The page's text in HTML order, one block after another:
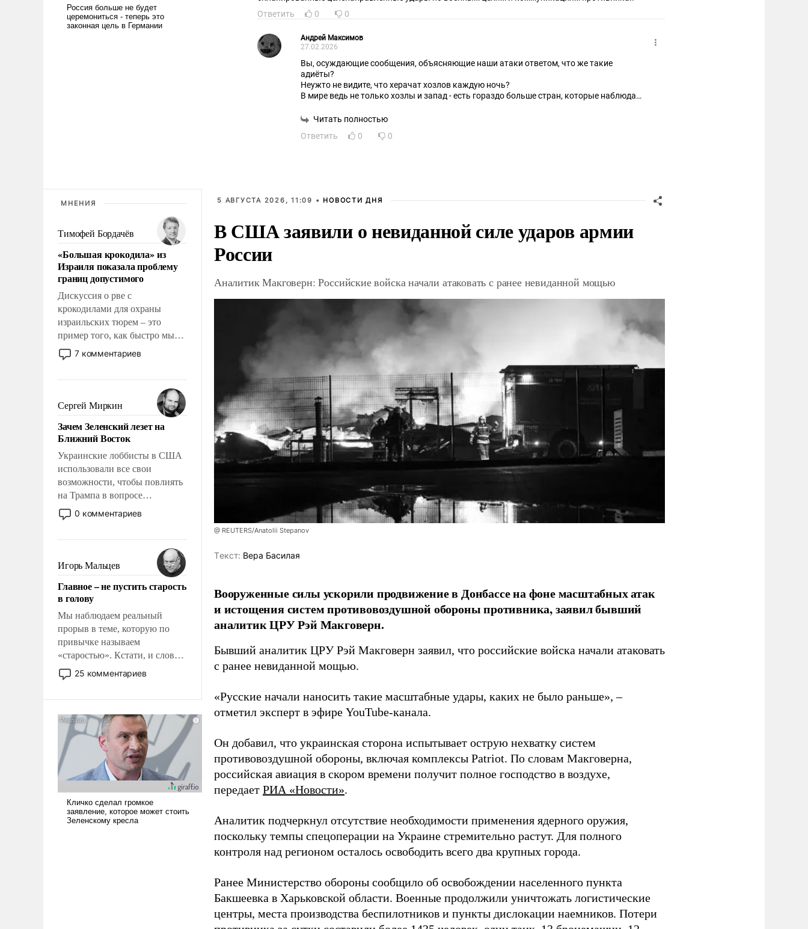
МНЕНИЯ
Тимофей Бордачёв
«Большая крокодила» из
Израиля показала проблему
границ допустимого
Дискуссия о рве с
крокодилами для охраны
израильских тюрем – это
пример того, как быстро мы
двигаемся по пути
революционных изменений.
псевдонаучной фантастики,
стало всерьез обсуждаемой
идеей.
7 комментариев
Сергей Миркин
Зачем Зеленский лезет на
Ближний Восток
Украинские лоббисты в США
использовали все свои
возможности, чтобы повлиять
на Трампа в вопросе
предоставления вооружений
своим нанимателям. Вероятно,
консультирует Киев, пришла в
голову мысль: хорошо бы
продемонстрировать, что
Украина вступила в
вооруженное противостояние
с Ираном.
0 комментариев
Игорь Мальцев
Главное – не пустить старость
в голову
Мы наблюдаем реальный
прорыв в теме, которую по
привычке называем
«старостью». Кстати, и слово-
то это уже стараются не
использовать – так же, как
что оно уже несет негативные
коннотации.
25 комментариев
Ответить
0 0
Андрей Максимов
27.02.2026
Вы, осуждающие сообщения, объясняющие наши атаки ответом, что же такие
адиёты?
Неужто не видите, что xepaчат хозлов каждую ночь?
В мире ведь не только хозлы и запад - есть гораздо больше стран, которые наблюдают
Для них, для их жителей мы и объявляем, что наносим "удары возмездия". Чтобы они
кровожадные садисты.
Читать полностью
Ответить
0 0
5 АВГУСТА 2026, 11:09 • НОВОСТИ ДНЯ
В США заявили о невиданной силе ударов армии
России
Аналитик Макговерн: Российские войска начали атаковать с ранее невиданной мощью
@ REUTERS/Anatolii Stepanov
Tекст: Вера Басилая
Вооруженные силы ускорили продвижение в Донбассе на фоне масштабных атак
и истощения систем противовоздушной обороны противника, заявил бывший
аналитик ЦРУ Рэй Макговерн.
Бывший аналитик ЦРУ Рэй Макговерн заявил, что российские войска начали атаковать
с ранее невиданной мощью.
«Русские начали наносить такие масштабные удары, каких не было раньше», –
отметил эксперт в эфире YouTube-канала.
Он добавил, что украинская сторона испытывает острую нехватку систем
противовоздушной обороны, включая комплексы Patriot. По словам Макговерна,
российская авиация в скором времени получит полное господство в воздухе,
передает РИА «Новости».
Аналитик подчеркнул отсутствие необходимости применения ядерного оружия,
поскольку темпы спецоперации на Украине стремительно растут. Для полного
контроля над регионом осталось освободить всего два крупных города.
Ранее Министерство обороны сообщило об освобождении населенного пункта
Бакшеевка в Харьковской области. Военные продолжили уничтожать логистические
центры, места производства беспилотников и пункты дислокации наемников. Потери